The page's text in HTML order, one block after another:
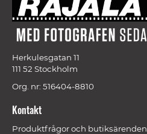
Herkulesgatan 11
111 52 Stockholm
Org. nr: 516404-8810
Kontakt
Produktfrågor och butiksärenden